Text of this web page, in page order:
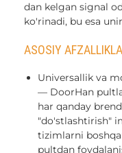
dan kelgan signal
ko'rinadi, bu esa
ASOSIY
Universallik va
— DoorHan
har qanday
"do'stlashtirish"
tizimlarni
pultdan